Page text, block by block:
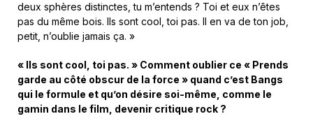
deux sphères distinctes, tu m’entends ? Toi et eux n’êtes
pas du même bois. Ils sont cool, toi pas. Il en va de ton job,
petit, n’oublie jamais ça. »
« Ils sont cool, toi pas. » Comment oublier ce « Prends
garde au côté obscur de la force » quand c’est Bangs
qui le formule et qu’on désire soi-même, comme le
gamin dans le film, devenir critique rock ?